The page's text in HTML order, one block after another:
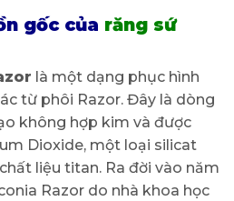
gốc của răng sứ
là một dạng phục hình
từ phôi Razor. Đây là dòng
không hợp kim và được
Dioxide, một loại silicat
liệu titan. Ra đời vào năm
Razor do nhà khoa học